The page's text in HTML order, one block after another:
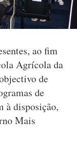
ao fim
Agrícola da
de
de
à disposição,
Mais